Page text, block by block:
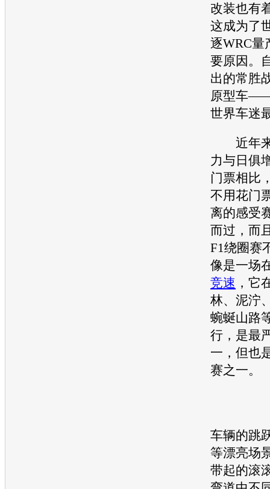
改装也有
这成为了
逐WRC量
要原因。
出的常胜
原型车
世界车迷
近年来
力与日俱
门票相比
不用花门
离的感受
而过，而
F1绕圈赛
像是一场
竞速 ，它
林、泥泞
蜿蜒山路
行，是最
一，但也
赛之一。
车辆的跳
等漂亮场
带起的滚